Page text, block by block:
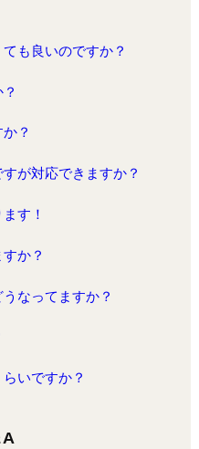
も良いのですか？
？
が対応できますか？
す！
か？
なってますか？
いですか？
A